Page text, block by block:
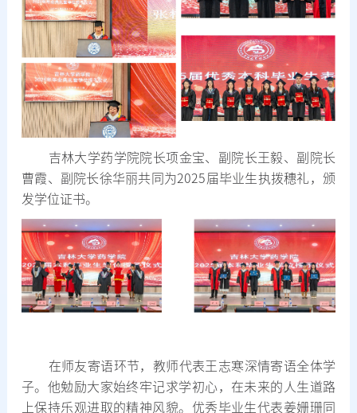
吉林大学药学院院长项金宝、副院长王毅、副院长
曹霞、副院长徐华丽共同为2025届毕业生执拨穗礼，颁
发学位证书。
在师友寄语环节，教师代表王志寒深情寄语全体学
子。他勉励大家始终牢记求学初心，在未来的人生道路
上保持乐观进取的精神风貌。优秀毕业生代表姜姗珊同